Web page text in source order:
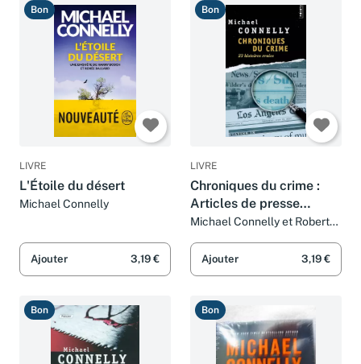
Bon
LIVRE
L'Étoile du désert
Michael Connelly
Ajouter 3,19 €
Bon
LIVRE
Chroniques du crime :
Articles de presse
(1984-1992)
Michael Connelly et Robert
Ajouter 3,19 €
Bon Bon